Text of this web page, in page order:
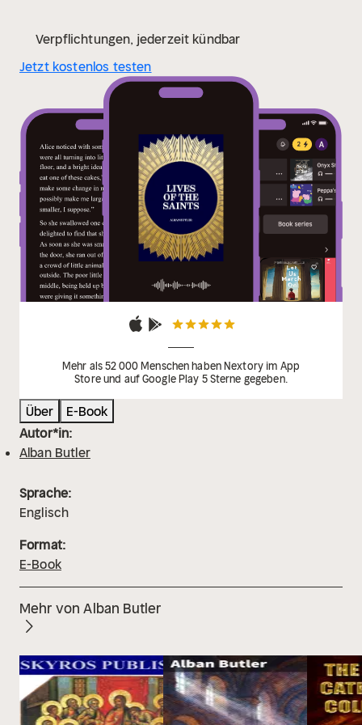
Verpflichtungen, jederzeit kündbar
Jetzt kostenlos testen
Mehr als 52 000 Menschen haben Nextory im App
Store und auf Google Play 5 Sterne gegeben.
Über
E-Book
Autor*in:
Alban Butler
Sprache:
Englisch
Format:
E-Book
Mehr von Alban Butler